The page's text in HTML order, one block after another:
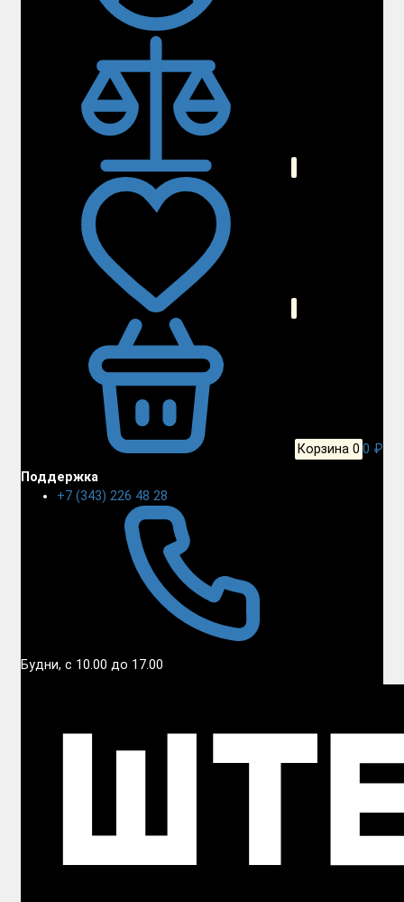
Корзина 0 0 ₽
Поддержка
+7 (343) 226 48 28
Будни, с 10.00 до 17.00